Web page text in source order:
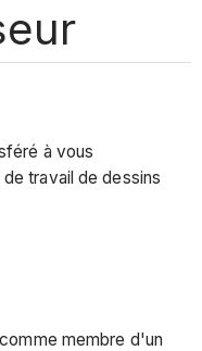
à vous
travail de dessins
membre d'un